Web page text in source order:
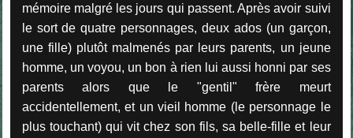
mémoire malgré les jours qui passent. Après avoir suivi
le sort de quatre personnages, deux ados (un garçon,
une fille) plutôt malmenés par leurs parents, un jeune
homme, un voyou, un bon à rien lui aussi honni par ses
parents alors que le "gentil" frère meurt
accidentellement, et un vieil homme (le personnage le
plus touchant) qui vit chez son fils, sa belle-fille et leur